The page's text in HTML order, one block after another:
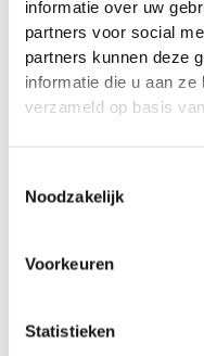
informatie over uw
partners voor social
partners kunnen deze
informatie die u aan
verzameld op basis
Noodzakelijk
Voorkeuren
Statistieken